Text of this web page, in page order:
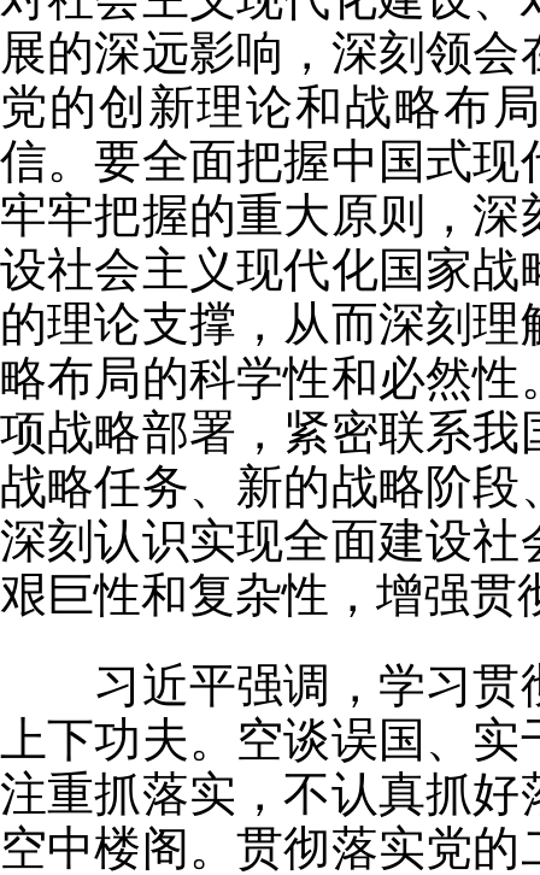
展的深远影响，深刻领
党的创新理论和战略布
信。要全面把握中国式
牢牢把握的重大原则，
设社会主义现代化国家
的理论支撑，从而深刻
略布局的科学性和必然
项战略部署，紧密联系
战略任务、新的战略阶
深刻认识实现全面建设
艰巨性和复杂性，增强贯
习近平强调，学习贯
上下功夫。空谈误国、
注重抓落实，不认真抓
空中楼阁。贯彻落实党